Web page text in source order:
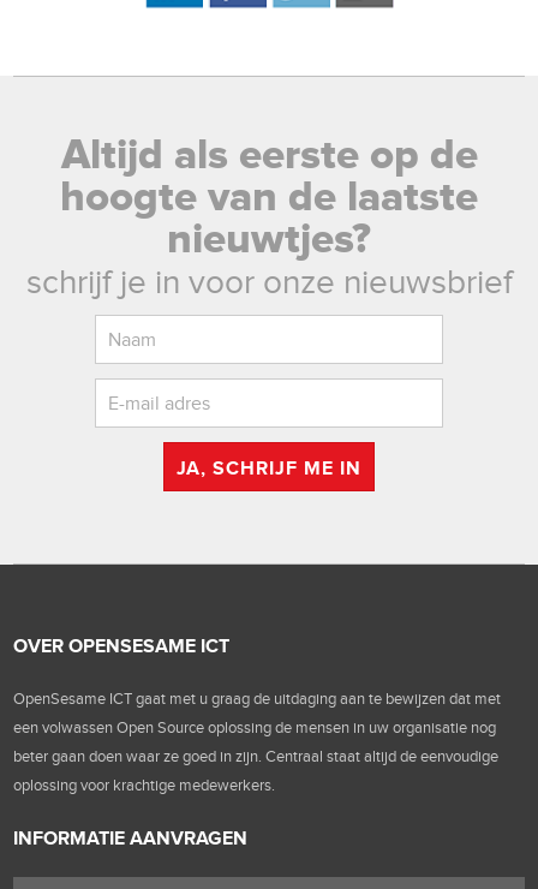
Altijd als eerste op de
hoogte van de laatste
nieuwtjes?
schrijf je in voor onze nieuwsbrief
JA, SCHRIJF ME IN
OVER OPENSESAME ICT
OpenSesame ICT gaat met u graag de uitdaging aan te bewijzen dat met
een volwassen Open Source oplossing de mensen in uw organisatie nog
beter gaan doen waar ze goed in zijn. Centraal staat altijd de eenvoudige
oplossing voor krachtige medewerkers.
INFORMATIE AANVRAGEN